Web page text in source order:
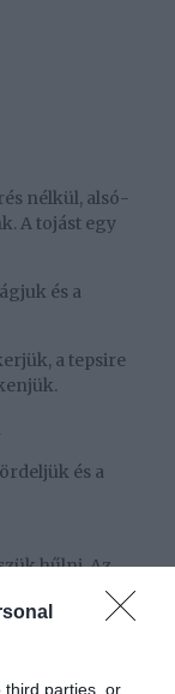
third parties, or
nélkül, alsó-
A tojást egy
és a
a tepsire
és a
hűlni. Az